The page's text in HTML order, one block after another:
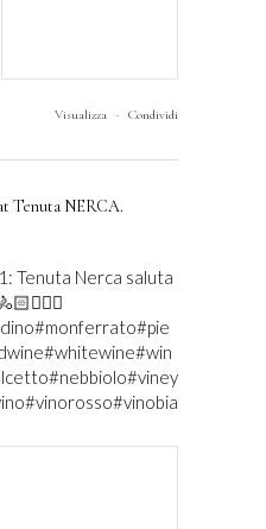
Visualizza · Condividi
Tenuta NERCA.
Tenuta Nerca saluta